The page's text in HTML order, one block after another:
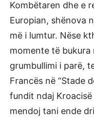
Kombëtaren dhe e
Europian, shënova
më i lumtur. Nëse
momente të bukura
grumbullimi i parë,
Francës në “Stade
fundit ndaj
mendoj tani ende